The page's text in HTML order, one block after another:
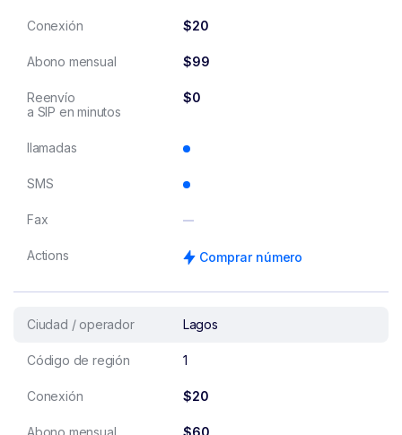
Conexión $20
Abono mensual $99
Reenvío
a SIP en minutos
$0
llamadas
SMS
Fax
Actions Comprar número
Ciudad / operador Lagos
Código de región 1
Conexión $20
Abono mensual $60